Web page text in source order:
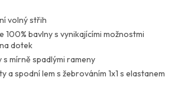
volný střih
100% bavlny s vynikajícími možnostmi
dotek
s mírně spadlými rameny
a spodní lem s žebrováním 1x1 s elastanem